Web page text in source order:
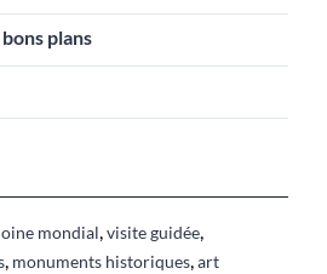
plans
mondial,visite guidée,
, monuments historiques,art